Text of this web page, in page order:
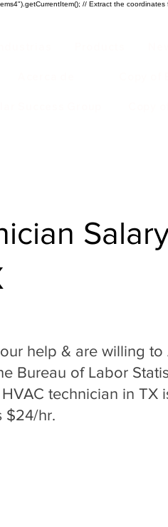
// Extract the
help & are willing to
Bureau of Labor
technician in TX
$24/hr.